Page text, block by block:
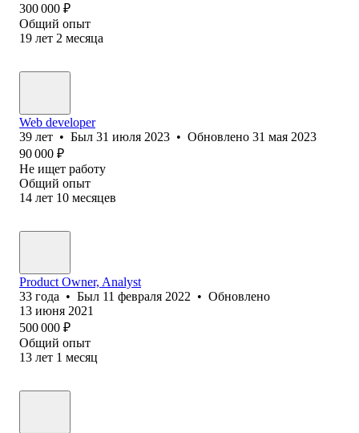
300 000 ₽
Общий опыт
19 лет 2 месяца
Web developer
39 лет • Был 31 июля 2023 • Обновлено 31 мая 2023
90 000 ₽
Не ищет работу
Общий опыт
14 лет 10 месяцев
Product Owner, Analyst
33 года • Был 11 февраля 2022 • Обновлено
13 июня 2021
500 000 ₽
Общий опыт
13 лет 1 месяц